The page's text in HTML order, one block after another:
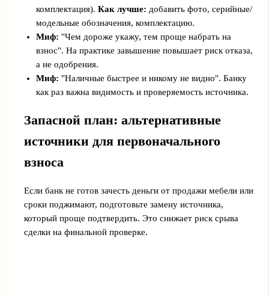
комплектация). Как лучше: добавить фото, серийные/
модельные обозначения, комплектацию.
Миф: "Чем дороже укажу, тем проще набрать на
взнос". На практике завышение повышает риск отказа,
а не одобрения.
Миф: "Наличные быстрее и никому не видно". Банку
как раз важна видимость и проверяемость источника.
Запасной план: альтернативные
источники для первоначального
взноса
Если банк не готов зачесть деньги от продажи мебели или
сроки поджимают, подготовьте замену источника,
который проще подтвердить. Это снижает риск срыва
сделки на финальной проверке.